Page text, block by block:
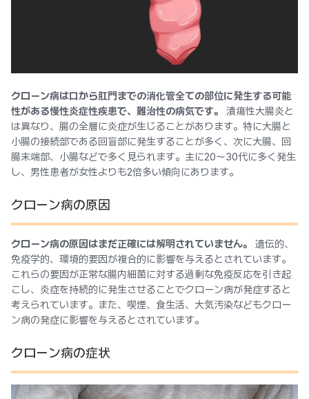
クローン病は口から肛門までの消化管全ての部位に発生する可能
性がある慢性炎症性疾患で、難治性の病気です。
潰瘍性大腸炎と
は異なり、腸の全層に炎症が生じることがあります。特に大腸と
小腸の接続部である回盲部に発生することが多く、次に大腸、回
腸末端部、小腸などで多く見られます。主に20〜30代に多く発生
し、男性患者が女性よりも2倍多い傾向にあります。
クローン病の原因
クローン病の原因はまだ正確には解明されていません。
遺伝的、
免疫学的、環境的要因が複合的に影響を与えるとされています。
これらの要因が正常な腸内細菌に対する過剰な免疫反応を引き起
こし、炎症を持続的に発生させることでクローン病が発症すると
考えられています。また、喫煙、食生活、大気汚染などもクロー
ン病の発症に影響を与えるとされています。
クローン病の症状